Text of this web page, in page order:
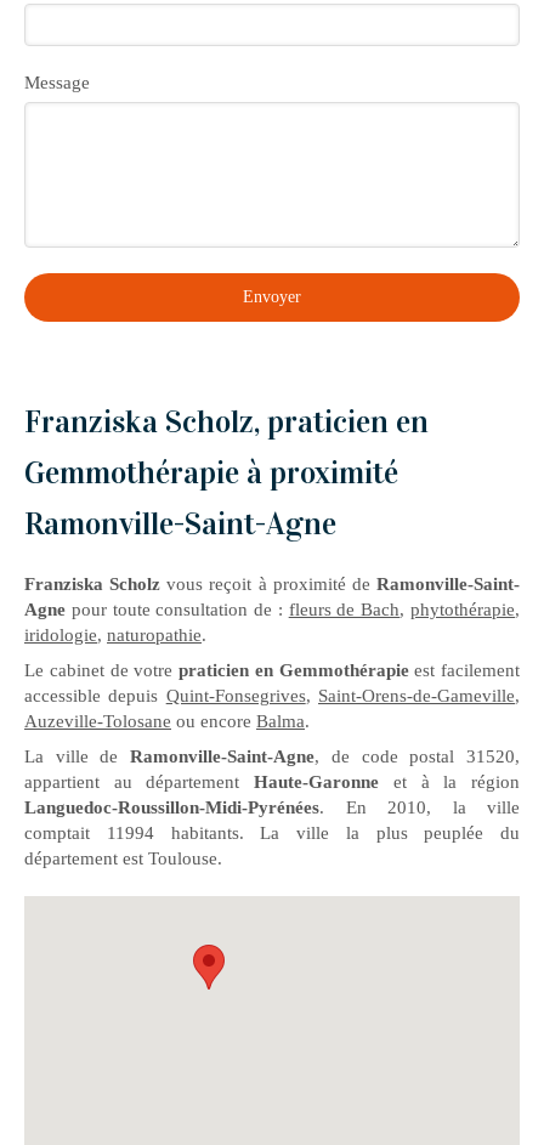
Message
Envoyer
Franziska Scholz, praticien en
Gemmothérapie à proximité
Ramonville-Saint-Agne
Franziska Scholz vous reçoit à proximité deRamonville-Saint-
Agne pour toute consultation de : fleurs de Bach,phytothérapie,
iridologie, naturopathie.
Le cabinet de votre praticien en Gemmothérapieest facilement
accessible depuis Quint-Fonsegrives, Saint-Orens-de-Gameville,
Auzeville-Tolosane ou encore Balma.
La ville deRamonville-Saint-Agne, de code postal 31520,
appartient au départementHaute-Garonne et à la région
Languedoc-Roussillon-Midi-Pyrénées. En 2010, la ville
comptait 11994 habitants. La ville la plus peuplée du
département est Toulouse.